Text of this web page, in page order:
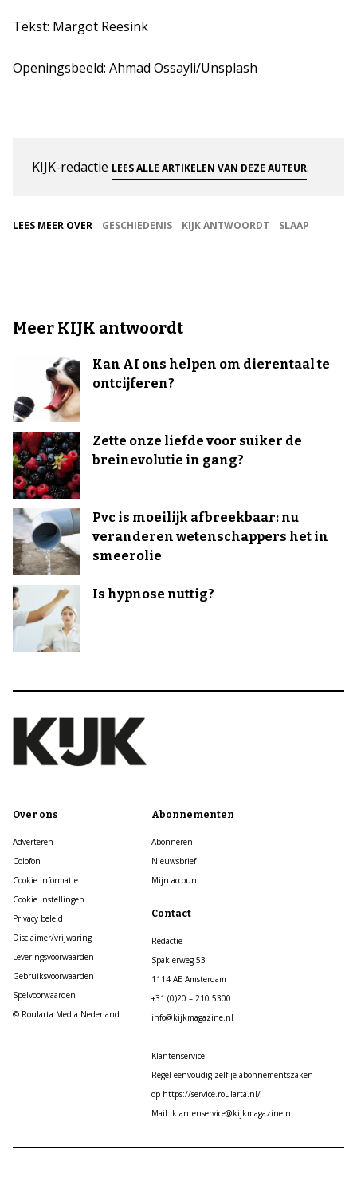
Tekst: Margot Reesink
Openingsbeeld: Ahmad Ossayli/Unsplash
KIJK-redactie LEES ALLE ARTIKELEN VAN DEZE AUTEUR.
LEES MEER OVER GESCHIEDENIS KIJK ANTWOORDT SLAAP
Meer KIJK antwoordt
Kan AI ons helpen om dierentaal te
ontcijferen?
Zette onze liefde voor suiker de
breinevolutie in gang?
Pvc is moeilijk afbreekbaar: nu
veranderen wetenschappers het in
smeerolie
Is hypnose nuttig?
Over ons
Adverteren
Colofon
Cookie informatie
Cookie Instellingen
Privacy beleid
Disclaimer/vrijwaring
Leveringsvoorwaarden
Gebruiksvoorwaarden
Spelvoorwaarden
© Roularta Media Nederland
Abonnementen
Abonneren
Nieuwsbrief
Mijn account
Contact
Redactie
Spaklerweg 53
1114 AE Amsterdam
+31 (0)20 – 210 5300
info@kijkmagazine.nl
Klantenservice
Regel eenvoudig zelf je abonnementszaken
op https://service.roularta.nl/
Mail: klantenservice@kijkmagazine.nl